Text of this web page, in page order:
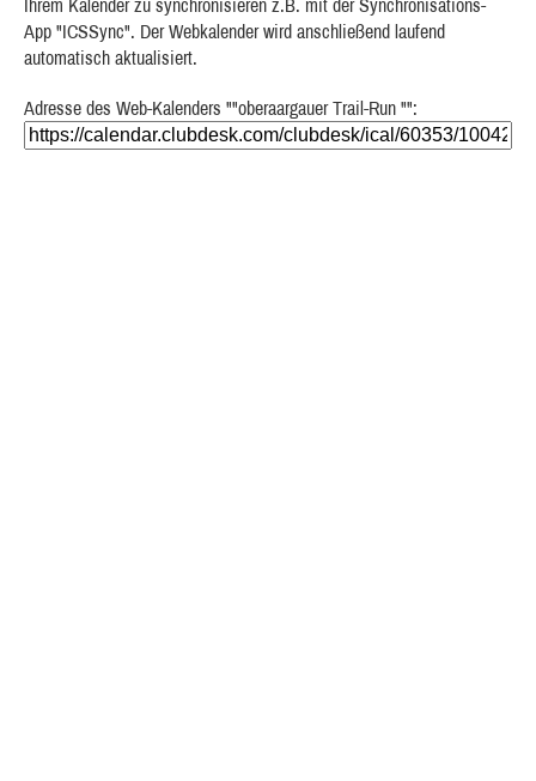
App "ICSSync". Der Webkalender wird anschließend laufend
automatisch aktualisiert.
Adresse des Web-Kalenders ""oberaargauer Trail-Run "":